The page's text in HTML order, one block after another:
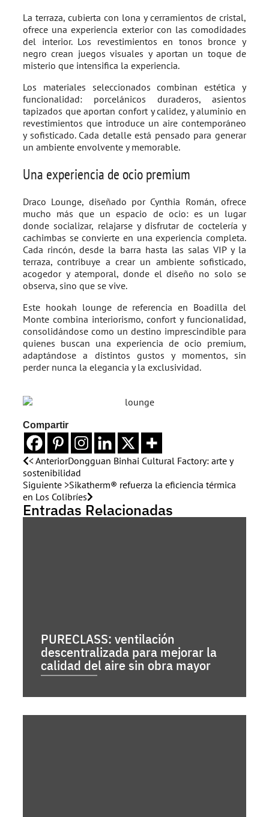
La terraza, cubierta con lona y cerramientos de cristal,
ofrece una experiencia exterior con las comodidades
del interior. Los revestimientos en tonos bronce y
negro crean juegos visuales y aportan un toque de
misterio que intensifica la experiencia.
Los materiales seleccionados combinan estética y
funcionalidad: porcelánicos duraderos, asientos
tapizados que aportan confort y calidez, y aluminio en
revestimientos que introduce un aire contemporáneo
y sofisticado. Cada detalle está pensado para generar
un ambiente envolvente y memorable.
Una experiencia de ocio premium
Draco Lounge, diseñado por Cynthia Román, ofrece
mucho más que un espacio de ocio: es un lugar
donde socializar, relajarse y disfrutar de coctelería y
cachimbas se convierte en una experiencia completa.
Cada rincón, desde la barra hasta las salas VIP y la
terraza, contribuye a crear un ambiente sofisticado,
acogedor y atemporal, donde el diseño no solo se
observa, sino que se vive.
Este hookah lounge de referencia en Boadilla del
Monte combina interiorismo, confort y funcionalidad,
consolidándose como un destino imprescindible para
quienes buscan una experiencia de ocio premium,
adaptándose a distintos gustos y momentos, sin
perder nunca la elegancia y la exclusividad.
Compartir
< AnteriorDongguan Binhai Cultural Factory: arte y
sostenibilidad
Siguiente >Sikatherm® refuerza la eficiencia térmica
en Los Colibríes
Entradas Relacionadas
PURECLASS: ventilación
descentralizada para mejorar la
calidad del aire sin obra mayor